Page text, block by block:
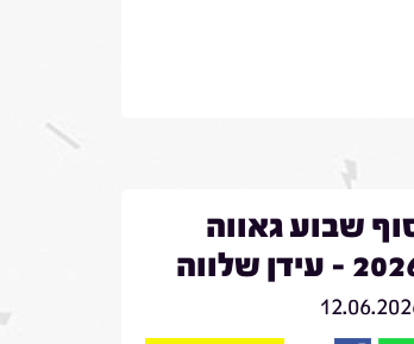
שבוע גאווה
- עידן שלווה